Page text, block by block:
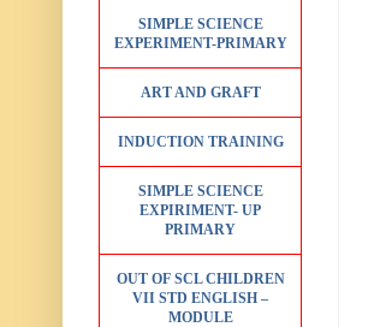
SIMPLE SCIENCE
EXPERIMENT-PRIMARY
ART AND GRAFT
INDUCTION TRAINING
SIMPLE SCIENCE
EXPIRIMENT- UP
PRIMARY
OUT OF SCL CHILDREN
VII STD ENGLISH –
MODULE